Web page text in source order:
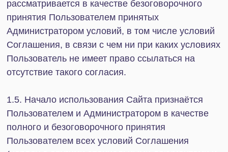
2.1.2. информировать Администратора о
несанкционированном доступе к Личному
кабинету или об использовании Учётных данных;
2.1.3. предоставлять достоверную информацию о
себе;
2.2. Пользователям при использовании Сайта
ограничениями, установленными Соглашением,
информацией, доступными Пользователям для
прочтения, размещёнными Администратором в
соответствующих разделах Сайта, или разумно
вытекающими из них) запрещается: